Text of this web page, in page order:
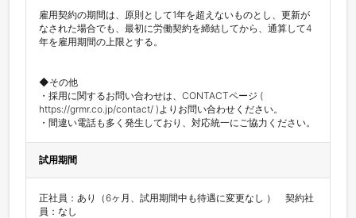
雇用契約の期間は、原則として1年を超えないものとし、更新が
なされた場合でも、最初に労働契約を締結してから、通算して4
年を雇用期間の上限とする。
◆その他
・採用に関するお問い合わせは、CONTACTページ (
https://grmr.co.jp/contact/ )よりお問い合わせください。
・間違い電話も多く発生しており、対応統一にご協力ください。
試用期間
正社員：あり（6ヶ月、試用期間中も待遇に変更なし ）　契約社
員：なし